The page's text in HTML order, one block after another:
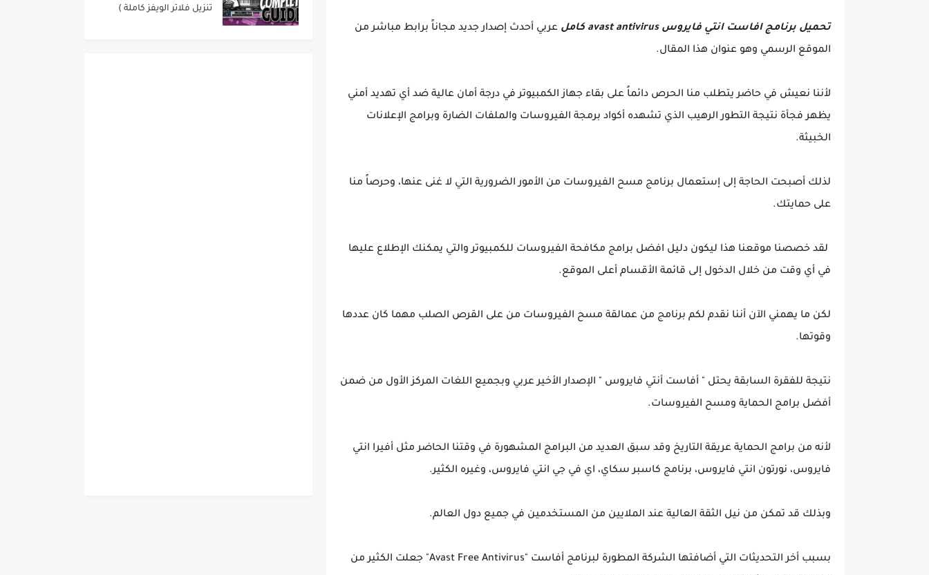
تحميل برنامج افاست انتي فايروس avast antivirus كامل
عربي أحدث إصدار جديد مجاناً برابط مباشر من
الموقع الرسمي وهو عنوان هذا المقال.
لأننا نعيش في حاضر يتطلب منا الحرص دائماً على بقاء جهاز الكمبيوتر في درجة أمان عالية ضد أي تهديد أمني
يظهر فجأة نتيجة التطور الرهيب الذي تشهده أكواد برمجة الفيروسات والملفات الضارة وبرامج الإعلانات
الخبيثة.
لذلك أصبحت الحاجة إلى إستعمال برنامج مسح الفيروسات من الأمور الضرورية التي لا غنى عنها، وحرصاً منا
على حمايتك.
لقد خصصنا موقعنا هذا ليكون دليل افضل برامج مكافحة الفيروسات للكمبيوتر والتي يمكنك الإطلاع عليها
في أي وقت من خلال الدخول إلى قائمة الأقسام أعلى الموقع.
لكن ما يهمني الآن أننا نقدم لكم برنامج من عمالقة مسح الفيروسات من على القرص الصلب مهما كان عددها
وقوتها.
نتيجة للفقرة السابقة يحتل " أفاست أنتي فايروس " الإصدار الأخير عربي وبجميع اللغات المركز الأول من ضمن
أفضل برامج الحماية ومسح الفيروسات.
لأنه من برامج الحماية عريقة التاريخ وقد سبق العديد من البرامج المشهورة في وقتنا الحاضر مثل أفيرا انتي
فايروس، نورتون انتي فايروس، برنامج كاسبر سكاي، اي في جي انتي فايروس، وغيره الكثير.
وبذلك قد تمكن من نيل الثقة العالية عند الملايين من المستخدمين في جميع دول العالم.
بسبب أخر التحديثات التي أضافتها الشركة المطورة لبرنامج أفاست "Avast Free Antivirus" جعلت الكثير من
تنزيل فلاتر الويفز كاملة )